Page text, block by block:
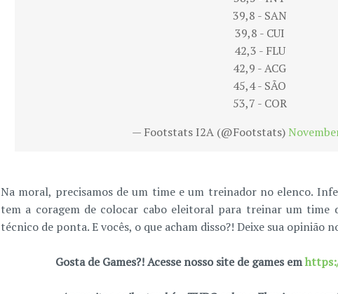
39,8 - SAN
39,8 - CUI
42,3 - FLU
42,9 - ACG
45,4 - SÃO
53,7 - COR
— Footstats I2A (@Footstats)
Na moral, precisamos de um time e um treinador no elenco.
tem a coragem de colocar cabo eleitoral para treinar um time
técnico de ponta. E vocês, o que acham disso?! Deixe sua opinião
Gosta de Games?! Acesse nosso site de games em